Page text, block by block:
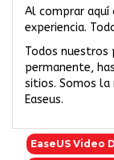
Al comprar
experiencia.
Todos nuestros
permanente,
sitios. Somos
Easeus.
EaseUS Video